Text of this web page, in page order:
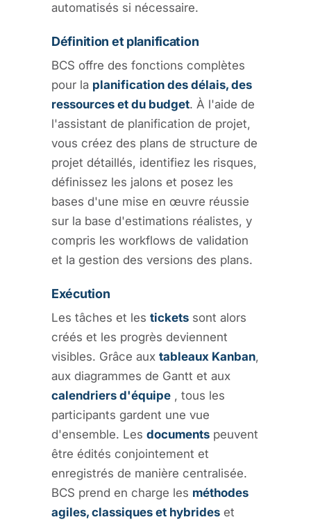
automatisés si nécessaire.
Définition et planification
BCS offre des fonctions complètes
pour la planification des délais, des
ressources et du budget. À l'aide de
l'assistant de planification de projet,
vous créez des plans de structure de
projet détaillés, identifiez les risques,
définissez les jalons et posez les
bases d'une mise en œuvre réussie
sur la base d'estimations réalistes, y
compris les workflows de validation
et la gestion des versions des plans.
Exécution
Les tâches et les tickets sont alors
créés et les progrès deviennent
visibles. Grâce aux tableaux Kanban,
aux diagrammes de Gantt et aux
calendriers d'équipe , tous les
participants gardent une vue
d'ensemble. Les documents peuvent
être édités conjointement et
enregistrés de manière centralisée.
BCS prend en charge les méthodes
agiles, classiques et hybrides et